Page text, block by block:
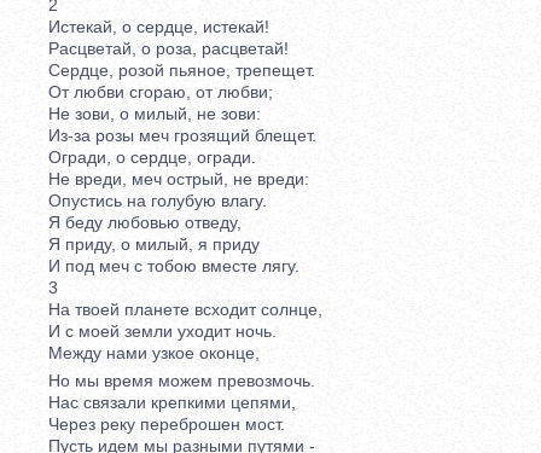
2
Истекай, о сердце, истекай!
Расцветай, о роза, расцветай!
Сердце, розой пьяное, трепещет.
От любви сгораю, от любви;
Не зови, о милый, не зови:
Из-за розы меч грозящий блещет.
Огради, о сердце, огради.
Не вреди, меч острый, не вреди:
Опустись на голубую влагу.
Я беду любовью отведу,
Я приду, о милый, я приду
И под меч с тобою вместе лягу.
3
На твоей планете всходит солнце,
И с моей земли уходит ночь.
Между нами узкое оконце,
Но мы время можем превозмочь.
Нас связали крепкими цепями,
Через реку переброшен мост.
Пусть идем мы разными путями -